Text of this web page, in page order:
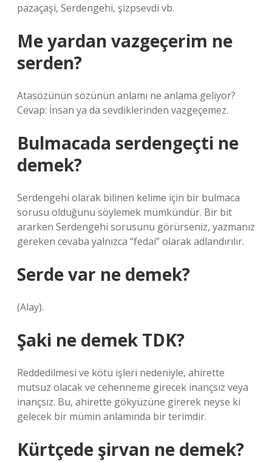
pazaçaşi, Serdengehi, şizpsevdi vb.
Me yardan vazgeçerim ne
serden?
Atasözünün sözünün anlamı ne anlama geliyor?
Cevap: İnsan ya da sevdiklerinden vazgeçemez.
Bulmacada serdengeçti ne
demek?
Serdengehi olarak bilinen kelime için bir bulmaca
sorusu olduğunu söylemek mümkündür. Bir bit
ararken Serdengehi sorusunu görürseniz, yazmanız
gereken cevaba yalnızca “fedai” olarak adlandırılır.
Serde var ne demek?
(Alay).
Şaki ne demek TDK?
Reddedilmesi ve kötü işleri nedeniyle, ahirette
mutsuz olacak ve cehenneme girecek inançsız veya
inançsız. Bu, ahirette gökyüzüne girerek neyse ki
gelecek bir mümin anlamında bir terimdir.
Kürtçede şirvan ne demek?